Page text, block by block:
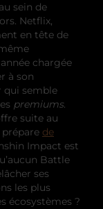
sein de
Netflix,
en tête de
chargée
à son
qui semble
premiums.
suite au
de
Impact est
Battle
ses
les plus
écosystèmes ?